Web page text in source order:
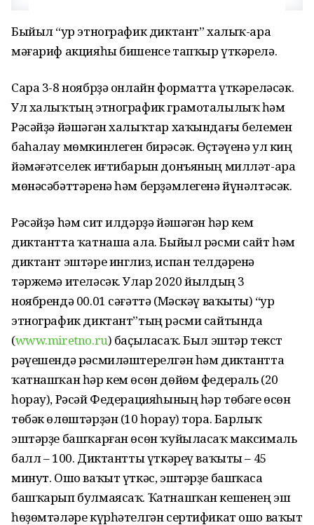
Быйыл “Ҙур этнографик диктант” халыҡ-ара
мәғариф акцияһы бишенсе тапҡыр үткәрелә.
Сара 3-8 ноябрҙә онлайн форматта үткәреләсәк.
Ул халыҡтың этнографик грамоталылыҡ һәм
Рәсәйҙә йәшәгән халыҡтар хаҡындағы белемен
баһалау мөмкинлеген бирәсәк. Өҫтәүенә ул киң
йәмәғәтселек иғтибарын донъяның милләт-ара
мөнәсәбәттәренә һәм берҙәмлегенә йүнәлтәсәк.
Рәсәйҙә һәм сит илдәрҙә йәшәгән һәр кем
диктантта ҡатнаша ала. Быйыл рәсми сайт һәм
диктант эштәре инглиз, испан телдәренә
тәржемә ителәсәк. Улар 2020 йылдың 3
ноябрендә 00.01 сәғәттә (Мәскәү ваҡыты) “Ҙур
этнографик диктант”тың рәсми сайтында
(www.miretno.ru) баҫыласаҡ. Был эштәр текст
рәүешендә рәсмиләштерелгән һәм диктантта
ҡатнашҡан һәр кем өсөн дөйөм федераль (20
һорау), Рәсәй Федерацияһының һәр төбәге өсөн
төбәк өлөштәрҙән (10 һорау) тора. Барлыҡ
эштәрҙе башҡарған өсөн ҡуйыласаҡ максималь
балл – 100. Диктантты үткәреү ваҡыты – 45
минут. Ошо ваҡыт үткәс, эштәрҙе башҡаса
башҡарып булмаясаҡ. Ҡатнашҡан кешенең эш
һөҙөмтәләре күрһәтелгән сертификат ошо ваҡыт